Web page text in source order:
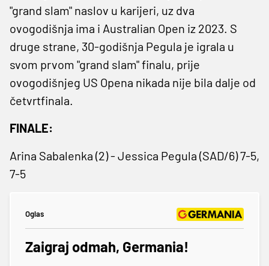
"grand slam" naslov u karijeri, uz dva
ovogodišnja ima i Australian Open iz 2023. S
druge strane, 30-godišnja Pegula je igrala u
svom prvom "grand slam" finalu, prije
ovogodišnjeg US Opena nikada nije bila dalje od
četvrtfinala.
FINALE:
Arina Sabalenka (2) - Jessica Pegula (SAD/6) 7-5,
7-5
Oglas
Zaigraj odmah, Germania!